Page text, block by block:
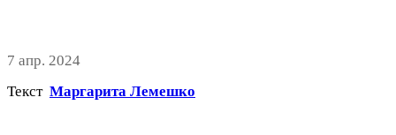
7 апр. 2024
Текст Маргарита Лемешко